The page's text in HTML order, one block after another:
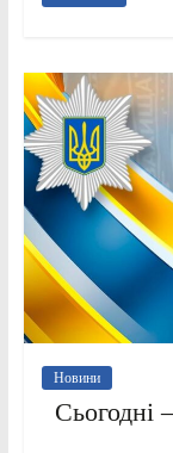
Новини
Сьогодні